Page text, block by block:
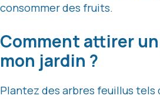
consommer des fruits.
Comment attirer
mon jardin ?
Plantez des arbres feuillus tels